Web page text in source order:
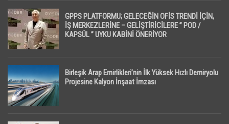
GPPS PLATFORMU; GELECEĞİN OFİS TRENDİ İÇİN,
İŞ MERKEZLERİNE – GELİŞTİRİCİLERE ” POD /
KAPSÜL ” UYKU KABİNİ ÖNERİYOR
Birleşik Arap Emirlikleri’nin İlk Yüksek Hızlı Demiryolu
Projesine Kalyon İnşaat İmzası